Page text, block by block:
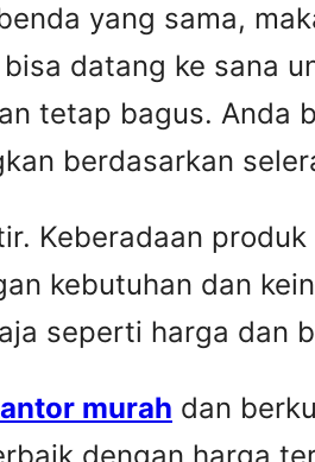
yang sama,
datang ke sana
tetap bagus. Anda
berdasarkan
Keberadaan
kebutuhan dan
seperti harga dan
murah dan